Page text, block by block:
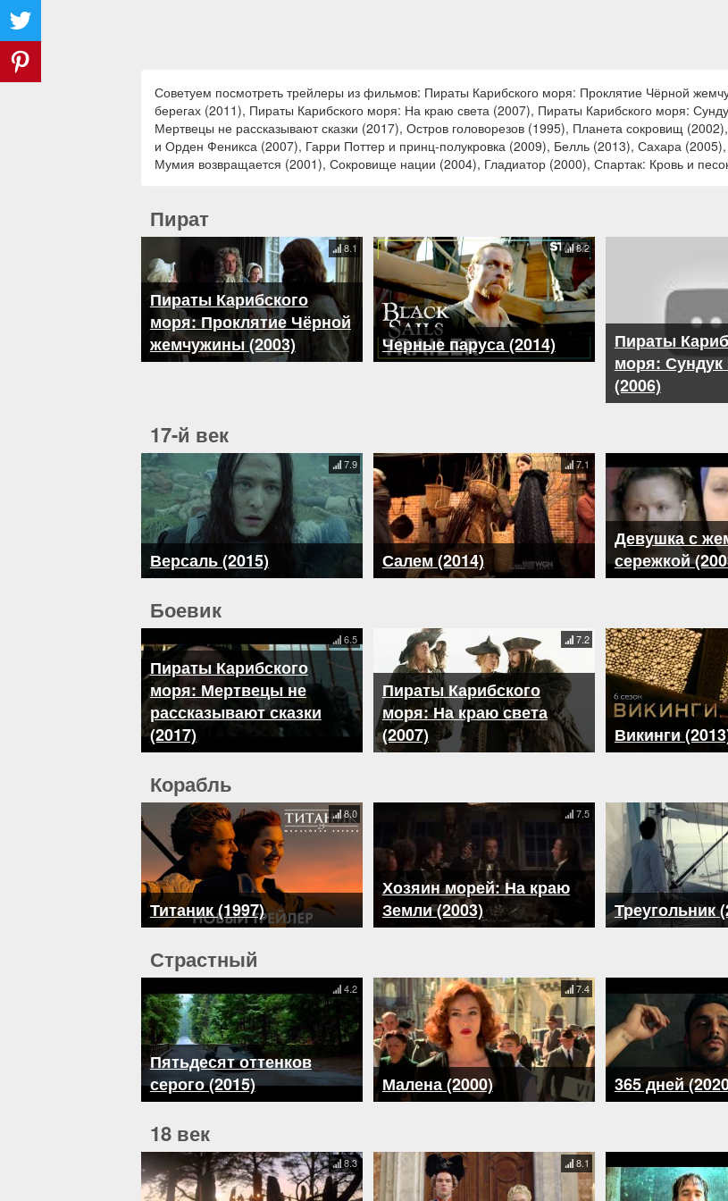
Советуем посмотреть трейлеры из фильмов: Пираты Карибского моря: Проклятие Чёрной
берегах (2011), Пираты Карибского моря: На краю света (2007), Пираты Карибского моря:
Мертвецы не рассказывают сказки (2017), Остров головорезов (1995), Планета сокровищ
и Орден Феникса (2007), Гарри Поттер и принц-полукровка (2009), Белль (2013), Сахара
Мумия возвращается (2001), Сокровище нации (2004), Гладиатор (2000), Спартак: Кровь и
Пират
Пираты Карибского
моря: Проклятие Чёрной
жемчужины (2003)
8.1
Черные паруса (2014)
8.2
Пираты
моря: Сундук
(2006)
17-й век
Версаль (2015)
7.9
Салем (2014)
7.1
Девушка с
сережкой
Боевик
Пираты Карибского
моря: Мертвецы не
рассказывают сказки
(2017)
6.5
Пираты Карибского
моря: На краю света
(2007)
7.2
Викинги
Корабль
Титаник (1997)
8.0
Хозяин морей: На краю
Земли (2003)
7.5
Треугольник
Страстный
Пятьдесят оттенков
серого (2015)
4.2
Малена (2000)
7.4
365 дней
18 век
8.3 8.1